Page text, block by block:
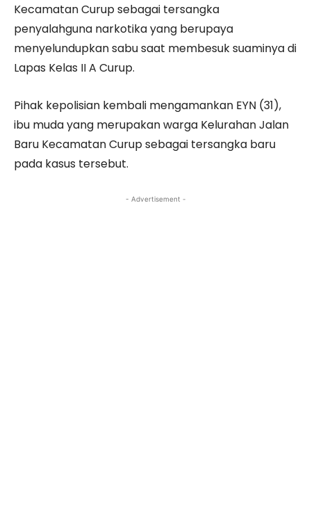
Kecamatan Curup sebagai tersangka
penyalahguna narkotika yang berupaya
menyelundupkan sabu saat membesuk suaminya di
Lapas Kelas II A Curup.
Pihak kepolisian kembali mengamankan EYN (31),
ibu muda yang merupakan warga Kelurahan Jalan
Baru Kecamatan Curup sebagai tersangka baru
pada kasus tersebut.
- Advertisement -